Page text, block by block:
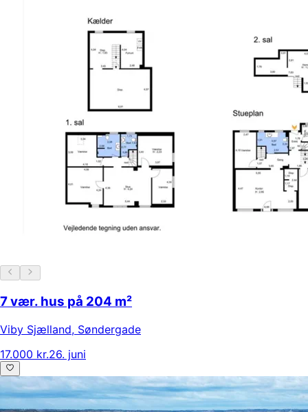
7 vær. hus på 204 m²
Viby Sjælland, Søndergade
17.000 kr.26. juni